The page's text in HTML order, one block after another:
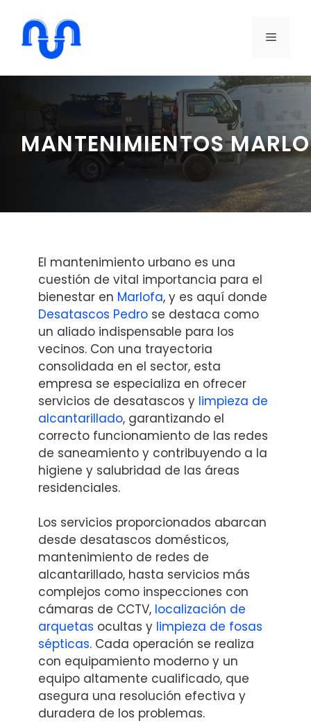
contenido
MENÚ
MANTENIMIENTOS
El mantenimiento urbano es una
cuestión de vital importancia para el
bienestar en Marlofa, y es aquí donde
Desatascos Pedro se destaca como
un aliado indispensable para los
vecinos. Con una trayectoria
consolidada en el sector, esta
empresa se especializa en ofrecer
servicios de desatascos y limpieza de
alcantarillado, garantizando el
correcto funcionamiento de las redes
de saneamiento y contribuyendo a la
higiene y salubridad de las áreas
residenciales.
Los servicios proporcionados abarcan
desde desatascos domésticos,
mantenimiento de redes de
alcantarillado, hasta servicios más
complejos como inspecciones con
cámaras de CCTV, localización de
arquetas ocultas y limpieza de fosas
sépticas. Cada operación se realiza
con equipamiento moderno y un
equipo altamente cualificado, que
asegura una resolución efectiva y
duradera de los problemas.